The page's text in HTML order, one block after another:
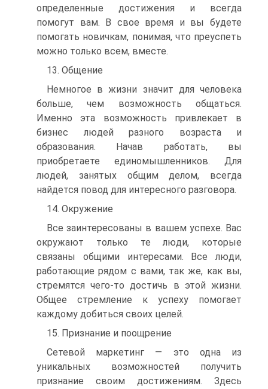
определенные достижения и всегда
помогут вам. В свое время и вы будете
помогать новичкам, понимая, что преуспеть
можно только всем, вместе.
13. Общение
Немногое в жизни значит для человека
больше, чем возможность общаться.
Именно эта возможность привлекает в
бизнес людей разного возраста и
образования. Начав работать, вы
приобретаете единомышленников. Для
людей, занятых общим делом, всегда
найдется повод для интересного разговора.
14. Окружение
Все заинтересованы в вашем успехе. Вас
окружают только те люди, которые
связаны общими интересами. Все люди,
работающие рядом с вами, так же, как вы,
стремятся чего-то достичь в этой жизни.
Общее стремление к успеху помогает
каждому добиться своих целей.
15. Признание и поощрение
Сетевой маркетинг — это одна из
уникальных возможностей получить
признание своим достижениям. Здесь